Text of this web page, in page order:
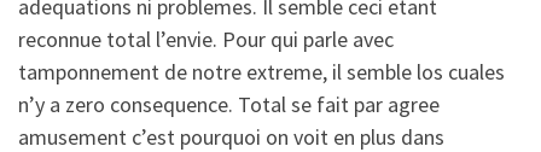
adequations ni problemes. Il semble ceci etant
reconnue total l’envie. Pour qui parle avec
tamponnement de notre extreme, il semble los cuales
n’y a zero consequence. Total se fait par agree
amusement c’est pourquoi on voit en plus dans